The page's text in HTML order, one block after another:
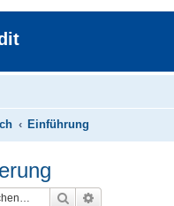
Einführung
Suche